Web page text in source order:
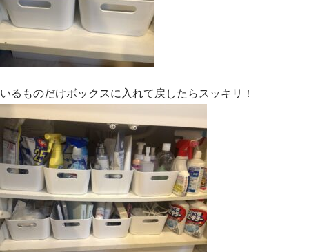
いるものだけボックスに入れて戻したらスッキリ！